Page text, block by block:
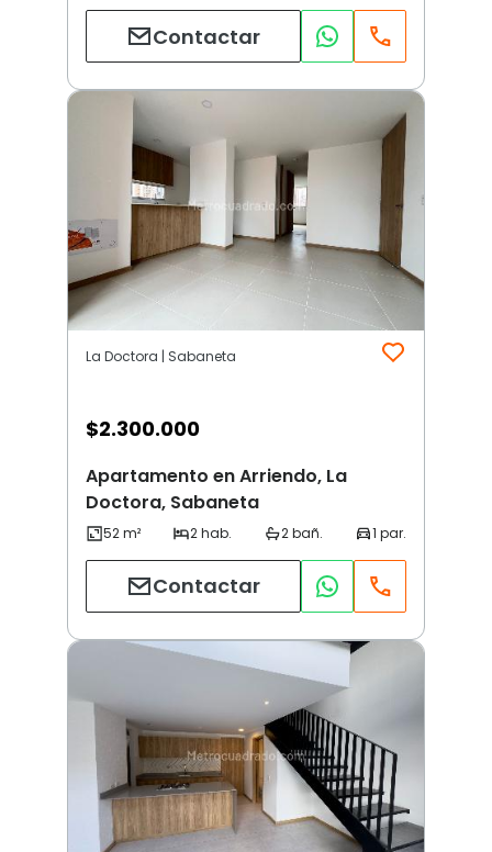
Contactar
La Doctora | Sabaneta
$2.300.000
Apartamento en Arriendo, La
Doctora, Sabaneta
Contactar